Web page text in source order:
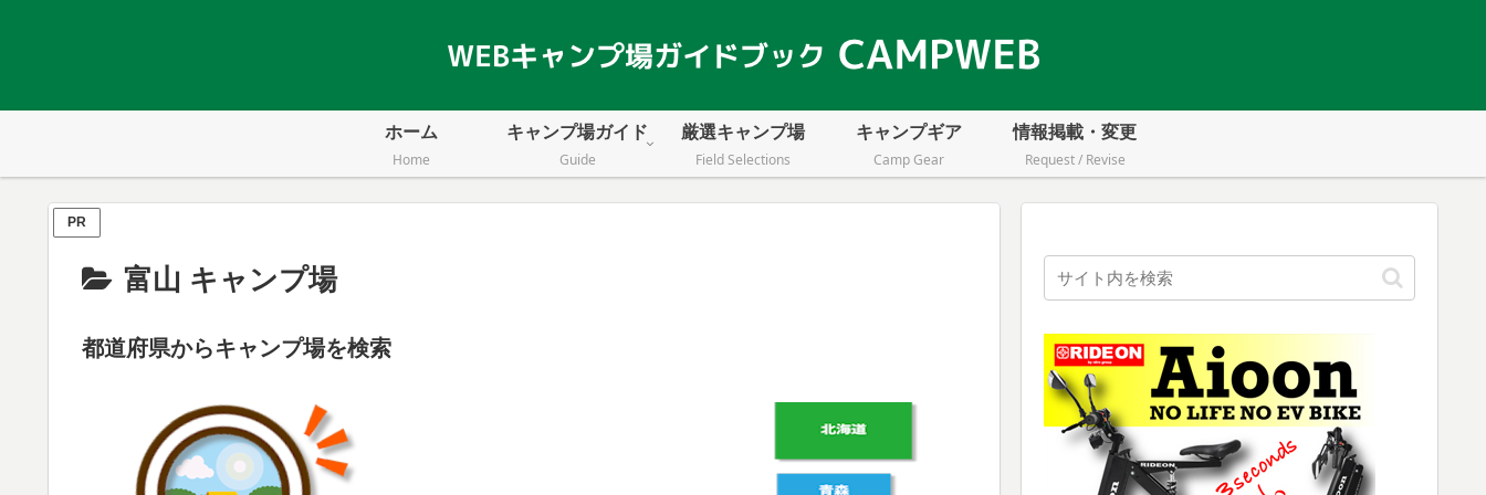
ホーム
Home
キャンプ場ガイド
Guide
厳選キャンプ場
Field Selections
キャンプギア
Camp Gear
情報掲載・変更
Request / Revise
PR
富山 キャンプ場
都道府県からキャンプ場を検索